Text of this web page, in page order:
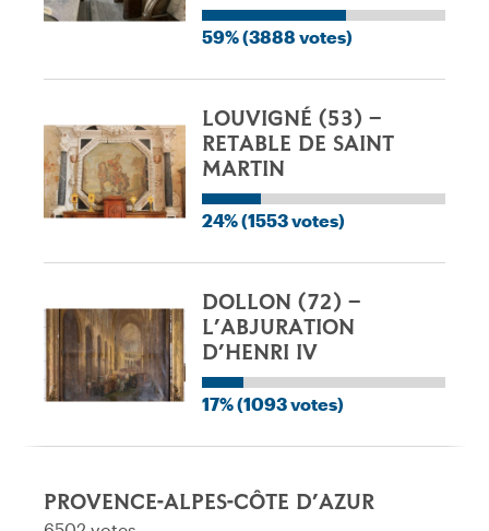
59% (3888 votes)
LOUVIGNÉ (53) –
RETABLE DE SAINT
MARTIN
24% (1553 votes)
DOLLON (72) –
L’ABJURATION
D’HENRI IV
17% (1093 votes)
PROVENCE-ALPES-CÔTE D’AZUR